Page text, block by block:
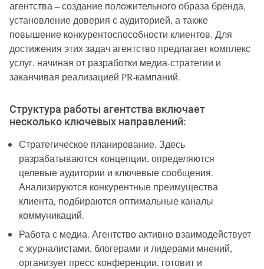
агентства – создание положительного образа бренда,
установление доверия с аудиторией, а также
повышение конкурентоспособности клиентов. Для
достижения этих задач агентство предлагает комплекс
услуг, начиная от разработки медиа-стратегии и
заканчивая реализацией PR-кампаний.
Структура работы агентства включает
несколько ключевых направлений:
Стратегическое планирование. Здесь
разрабатываются концепции, определяются
целевые аудитории и ключевые сообщения.
Анализируются конкурентные преимущества
клиента, подбираются оптимальные каналы
коммуникаций.
Работа с медиа. Агентство активно взаимодействует
с журналистами, блогерами и лидерами мнений,
организует пресс-конференции, готовит и